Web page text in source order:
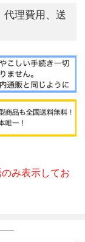
代理費用、送
み表示してお